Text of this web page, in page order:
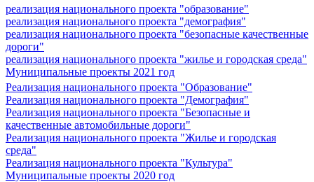
реализация национального проекта "образование"
реализация национального проекта "демография"
реализация национального проекта "безопасные качественные
дороги"
реализация национального проекта "жилье и городская среда"
Муниципальные проекты 2021 год
Реализация национального проекта "Образование"
Реализация национального проекта "Демография"
Реализация национального проекта "Безопасные и
качественные автомобильные дороги"
Реализация национального проекта "Жилье и городская
среда"
Реализация национального проекта "Культура"
Муниципальные проекты 2020 год